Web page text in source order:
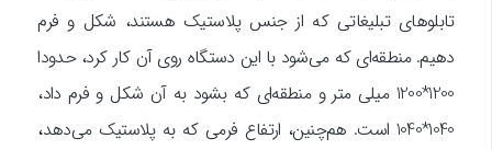
تابلوهای تبلیغاتی که از جنس پلاستیک هستند، شکل و فرم
دهیم. منطقه‌ای که می‌شود با این دستگاه روی آن کار کرد، حدودا
1200*1200 میلی متر و منطقه‌ای که بشود به آن شکل و فرم داد،
1040*1040 است. هم‌چنین، ارتفاع فرمی که به پلاستیک می‌دهد
،